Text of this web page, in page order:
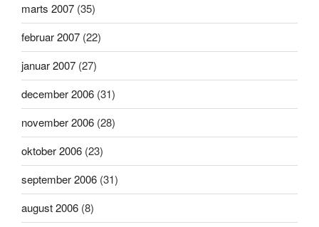
marts 2007 (35)
februar 2007 (22)
januar 2007 (27)
december 2006 (31)
november 2006 (28)
oktober 2006 (23)
september 2006 (31)
august 2006 (8)